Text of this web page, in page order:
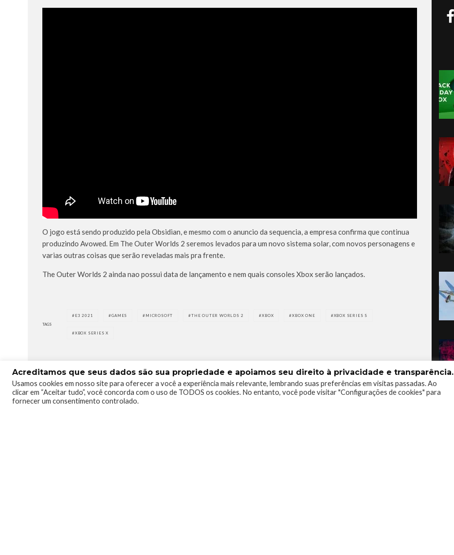
O jogo está sendo produzido pela Obsidian, e mesmo com o anuncio da sequencia, a empresa confirma que continua
produzindo Avowed. Em The Outer Worlds 2 seremos levados para um novo sistema solar, com novos personagens e
varias outras coisas que serão reveladas mais pra frente.
The Outer Worlds 2 ainda nao possui data de lançamento e nem quais consoles Xbox serão lançados.
TAGS
E3 2021 GAMES MICROSOFT THE OUTER WORLDS 2 XBOX XBOX ONE XBOX SERIES S
XBOX SERIES X
0
Acreditamos que seus dados são sua propriedade e apoiamos seu direito à privacidade e transparência.
Usamos cookies em nosso site para oferecer a você a experiência mais relevante, lembrando suas preferências em visitas passadas. Ao
clicar em “Aceitar tudo”, você concorda com o uso de TODOS os cookies. No entanto, você pode visitar "Configurações de cookies" para
fornecer um consentimento controlado.